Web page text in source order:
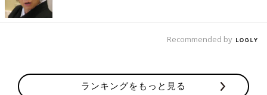
Recommended by
ランキングをもっと見る